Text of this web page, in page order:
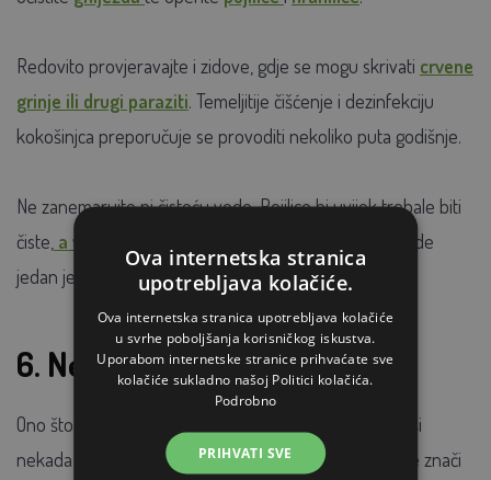
Redovito provjeravajte i zidove, gdje se mogu skrivati crvene
grinje ili drugi paraziti. Temeljitije čišćenje i dezinfekciju
kokošinjca preporučuje se provoditi nekoliko puta godišnje.
Ne zanemarujte ni čistoću vode. Pojilice bi uvijek trebale biti
čiste, a voda svježa
. Osiguravanje čiste i dostupne vode
jedan je od temelja zdravog uzgoja kokoši.
6. Neuravnotežena prehrana
Ono što kokoš jede zaista je važno. To što su se kokoši
nekada često hranile uglavnom ostacima iz kuhinje ne znači
Ova internetska stranica
upotrebljava kolačiće.
Ova internetska stranica upotrebljava kolačiće
u svrhe poboljšanja korisničkog iskustva.
Uporabom internetske stranice prihvaćate sve
kolačiće sukladno našoj Politici kolačića.
Podrobno
PRIHVATI SVE